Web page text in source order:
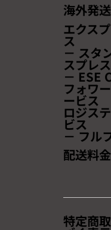
海外発
エクス
ス
－ スタ
スプレス
－ ESE
フォワ
ービス
ロジス
ビス
－ フル
配送料金
特定商